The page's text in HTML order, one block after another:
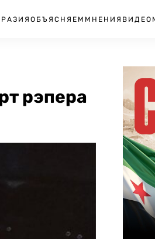
ОБЪЯСНЯЕМ МНЕНИЯ ВИДЕО
рэпера